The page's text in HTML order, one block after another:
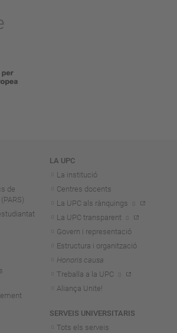
de
LA UPC
La institució
Centres docents
La UPC als rànquings
La UPC transparent
Govern i representació
Estructura i organització
Honoris causa
Treballa a la UPC
Aliança Unite!
SERVEIS UNIVERSITARIS
Tots els serveis